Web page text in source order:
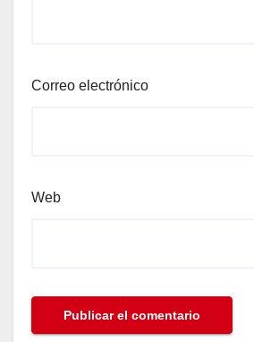
Correo electrónico
Web